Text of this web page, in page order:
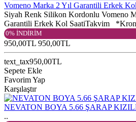
Vomeno Marka 2 Yıl Garantili Erkek
Siyah Renk Silikon Kordonlu Vomeno
Garantili Erkek Kol SaatiTakvim
0% İNDİRİM
950,00TL 950,00TL
text_tax950,00TL
Sepete Ekle
Favorim Yap
Karşılaştır
NEVATON BOYA 5.66 ŞARAP
..